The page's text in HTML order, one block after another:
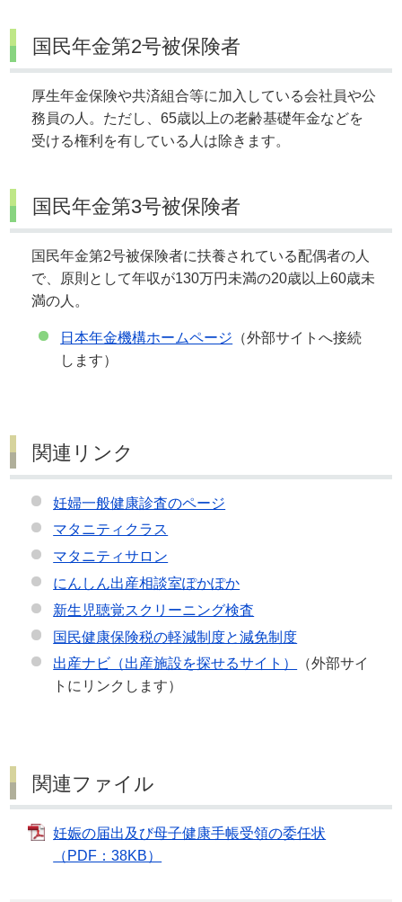
国民年金第2号被保険者
厚生年金保険や共済組合等に加入している会社員や公
務員の人。ただし、65歳以上の老齢基礎年金などを
受ける権利を有している人は除きます。
国民年金第3号被保険者
国民年金第2号被保険者に扶養されている配偶者の人
で、原則として年収が130万円未満の20歳以上60歳未
満の人。
日本年金機構ホームページ （外部サイトへ接続
します）
関連リンク
妊婦一般健康診査のページ
マタニティクラス
マタニティサロン
にんしん出産相談室ぽかぽか
新生児聴覚スクリーニング検査
国民健康保険税の軽減制度と減免制度
出産ナビ（出産施設を探せるサイト）
（外部サイ
トにリンクします）
関連ファイル
妊娠の届出及び母子健康手帳受領の委任状
（PDF：38KB）